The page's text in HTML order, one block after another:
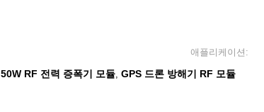
애플리케이션:
50W RF 전력 증폭기 모듈, GPS 드론 방해기 RF 모듈